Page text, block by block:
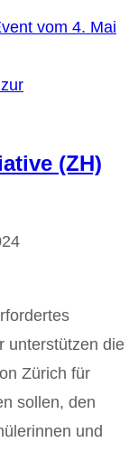
vom 4. Mai
(ZH)
unterstützen die
Zürich für
sollen, den
und